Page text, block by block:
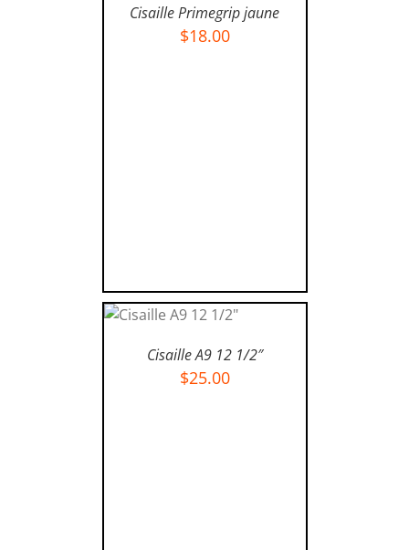
/
DÉTAILS
Cisaille Primegrip jaune
$18.00
AJOUTER AU
DÉTAILS
Cisaille A9 12 1/2″
$25.00